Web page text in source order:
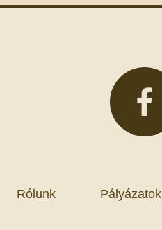
Rólunk Pályázatok